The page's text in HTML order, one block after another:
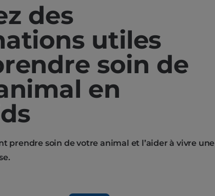
des
utiles
soin de
en
prendre soin de votre animal et l’aider à vivre une